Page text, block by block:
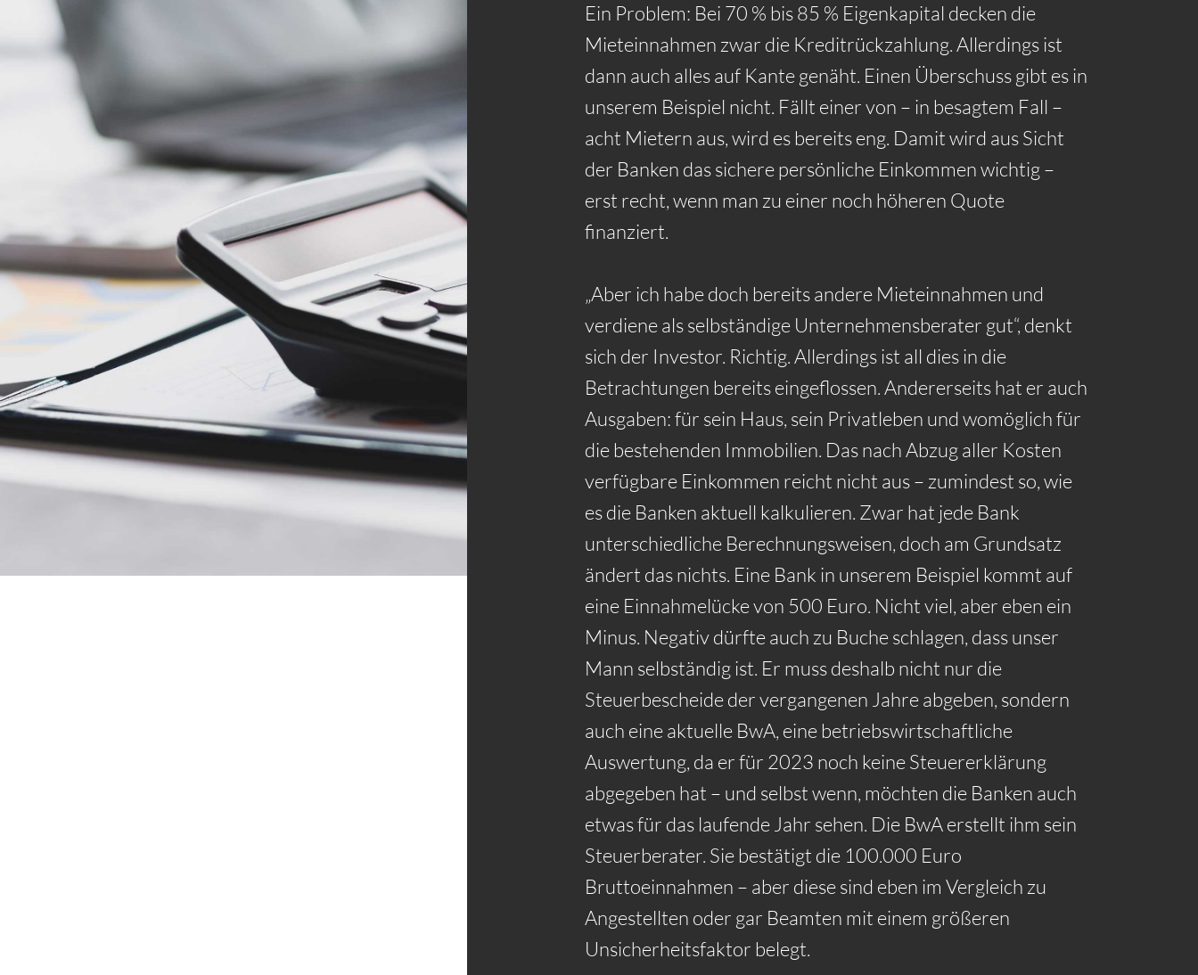
Ein Problem: Bei 70 % bis 85 % Eigenkapital decken die
Mieteinnahmen zwar die Kreditrückzahlung. Allerdings ist
dann auch alles auf Kante genäht. Einen Überschuss gibt es in
unserem Beispiel nicht. Fällt einer von – in besagtem Fall –
acht Mietern aus, wird es bereits eng. Damit wird aus Sicht
der Banken das sichere persönliche Einkommen wichtig –
erst recht, wenn man zu einer noch höheren Quote
finanziert.
„Aber ich habe doch bereits andere Mieteinnahmen und
verdiene als selbständige Unternehmensberater gut“, denkt
sich der Investor. Richtig. Allerdings ist all dies in die
Betrachtungen bereits eingeflossen. Andererseits hat er auch
Ausgaben: für sein Haus, sein Privatleben und womöglich für
die bestehenden Immobilien. Das nach Abzug aller Kosten
verfügbare Einkommen reicht nicht aus – zumindest so, wie
es die Banken aktuell kalkulieren. Zwar hat jede Bank
unterschiedliche Berechnungsweisen, doch am Grundsatz
ändert das nichts. Eine Bank in unserem Beispiel kommt auf
eine Einnahmelücke von 500 Euro. Nicht viel, aber eben ein
Minus. Negativ dürfte auch zu Buche schlagen, dass unser
Mann selbständig ist. Er muss deshalb nicht nur die
Steuerbescheide der vergangenen Jahre abgeben, sondern
auch eine aktuelle BwA, eine betriebswirtschaftliche
Auswertung, da er für 2023 noch keine Steuererklärung
abgegeben hat – und selbst wenn, möchten die Banken auch
etwas für das laufende Jahr sehen. Die BwA erstellt ihm sein
Steuerberater. Sie bestätigt die 100.000 Euro
Bruttoeinnahmen – aber diese sind eben im Vergleich zu
Angestellten oder gar Beamten mit einem größeren
Unsicherheitsfaktor belegt.